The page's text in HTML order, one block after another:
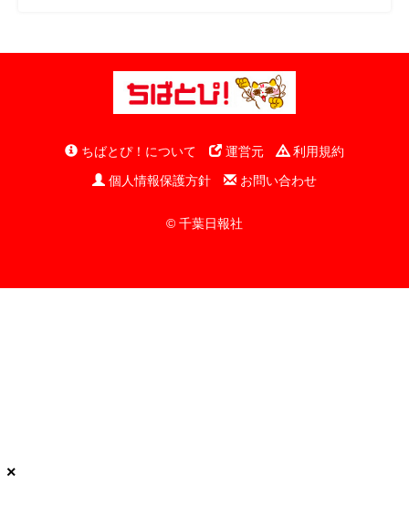
ちばとぴ！について 運営元
利用規約
個人情報保護方針
お問い合わせ
© 千葉日報社
×